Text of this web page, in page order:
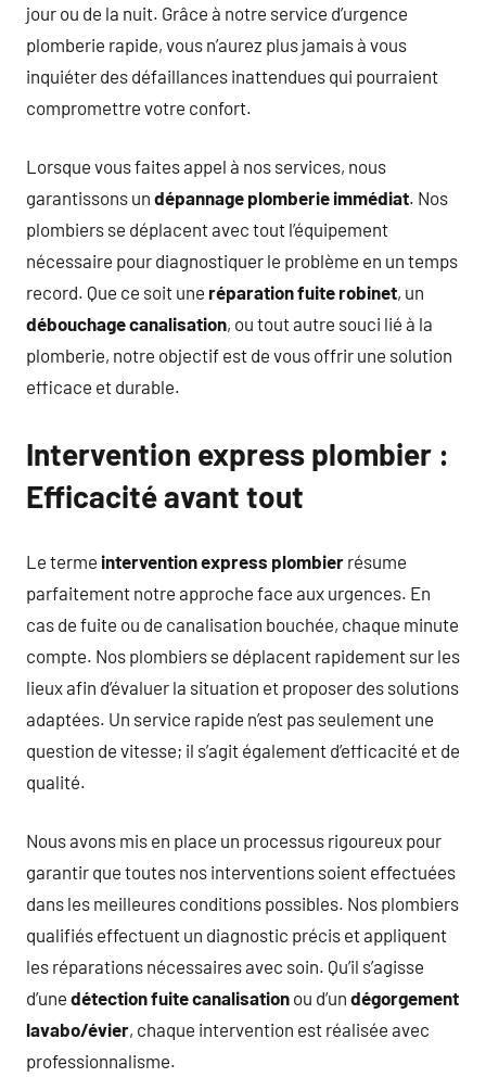
jour ou de la nuit. Grâce à notre service d’urgence
plomberie rapide, vous n’aurez plus jamais à vous
inquiéter des défaillances inattendues qui pourraient
compromettre votre confort.
Lorsque vous faites appel à nos services, nous
garantissons un dépannage plomberie immédiat. Nos
plombiers se déplacent avec tout l’équipement
nécessaire pour diagnostiquer le problème en un temps
record. Que ce soit une réparation fuite robinet, un
débouchage canalisation, ou tout autre souci lié à la
plomberie, notre objectif est de vous offrir une solution
efficace et durable.
Intervention express plombier :
Efficacité avant tout
Le terme intervention express plombier résume
parfaitement notre approche face aux urgences. En
cas de fuite ou de canalisation bouchée, chaque minute
compte. Nos plombiers se déplacent rapidement sur les
lieux afin d’évaluer la situation et proposer des solutions
adaptées. Un service rapide n’est pas seulement une
question de vitesse; il s’agit également d’efficacité et de
qualité.
Nous avons mis en place un processus rigoureux pour
garantir que toutes nos interventions soient effectuées
dans les meilleures conditions possibles. Nos plombiers
qualifiés effectuent un diagnostic précis et appliquent
les réparations nécessaires avec soin. Qu’il s’agisse
d’une détection fuite canalisation ou d’un dégorgement
lavabo/évier, chaque intervention est réalisée avec
professionnalisme.